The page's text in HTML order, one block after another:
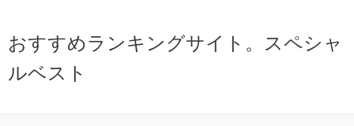
おすすめランキングサイト。スペシャ
ルベスト